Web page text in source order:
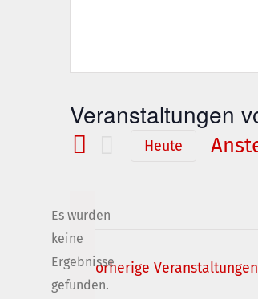
Veranstaltungen
Hinweis
Es wurden
keine
Ergebnisse
gefunden.
Heute
Vorherige Veranstaltungen